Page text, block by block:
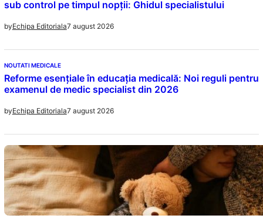
sub control pe timpul nopții: Ghidul specialistului
byEchipa Editoriala7 august 2026
NOUTATI MEDICALE
Reforme esențiale în educația medicală: Noi reguli pentru
examenul de medic specialist din 2026
byEchipa Editoriala7 august 2026